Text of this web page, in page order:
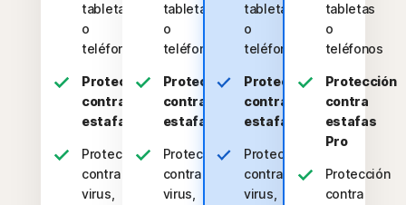
tableta
o
teléfono
Protección
contra
estafas
Protección
contra
virus,
tableta
o
teléfono
Protección
contra
estafas
Protección
contra
virus,
tabletas
o
teléfonos
Protección
contra
estafas
Protección
contra
virus,
tabletas
o
teléfonos
Protección
contra
estafas
Pro
Protección
contra